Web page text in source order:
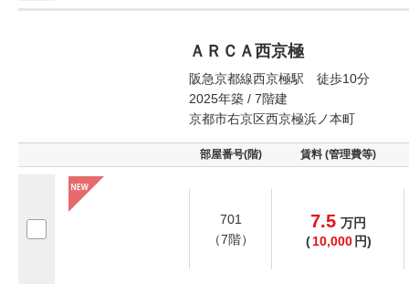
ＡＲＣＡ西京極
阪急京都線西京極駅 徒歩10分
2025年築 / 7階建
京都市右京区西京極浜ノ本町
部屋番号(階) 賃料 (管理費等)
701
（7階）
7.5 万円
( 10,000 円)